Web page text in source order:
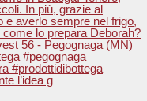
l’idea g